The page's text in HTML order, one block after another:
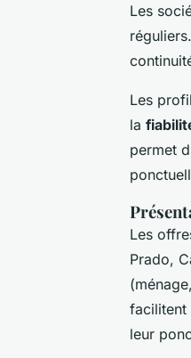
Les
Les
la
permet
Les
Prado,
facilitent
leur